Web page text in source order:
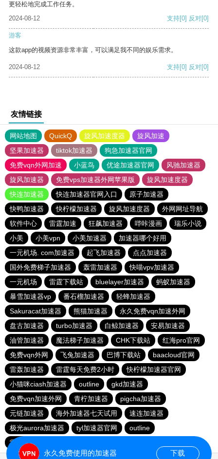
更轻松地完成工作任务。
2024-08-12
支持[0] 反对[0]
游客
这款app的视频资源非常丰富，可以满足我不同的娱乐需求。
2024-08-12 支持[0] 反对[0]
友情链接
网站地图 QuickQ 旋风加速度器
旋风加速
坚果加速器
tiktok加速器
狗急加速器官网
免费vqn外网加速
小蓝鸟 优途加速器官网
风驰加速器
旋风加速器
免费vps加速器外网苹果版
旋风加速度器
快连加速器
快连加速器官网入口
原子加速器
快鸭加速器
快柠檬加速器 旋风加速度器
外网网址导航
软件中心
雷霆加速 狂飙加速器 哔咔漫画
瑞乐小说
小美
小美vpn 小美加速器
加速器哪个好用
一元机场. com加速器
起飞加速器
点点加速器
国外免费梯子加速器
轰雷加速器
快喵vpv加速器
一元机场
雷霆下载站 bluelayer加速器
蚂蚁加速器
暴雪加速器vp
番石榴加速器
轻蜂加速器
Sakuracat加速器
熊猫加速器
永久免费vqn加速外网
盘古加速器
turbo加速器 白鲸加速器
安易加速器
油管加速器
魔法梯子加速器 CHK下载站
红海pro官网
免费vqn外网
飞兔加速器 巴博下载站
baacloud官网
雷轰加速器
雷霆每天免费2小时
快柠檬加速器官网
小猫咪ciash加速器
outline
gkd加速器
免费vqn加速外网
青柠加速器
pigcha加速器
元链加速器
海外加速器七天试用
速连加速器
极光aurora加速器
tyl加速器官网
outline
雷霆加速免费永久
永久免费使用的加速器 下载